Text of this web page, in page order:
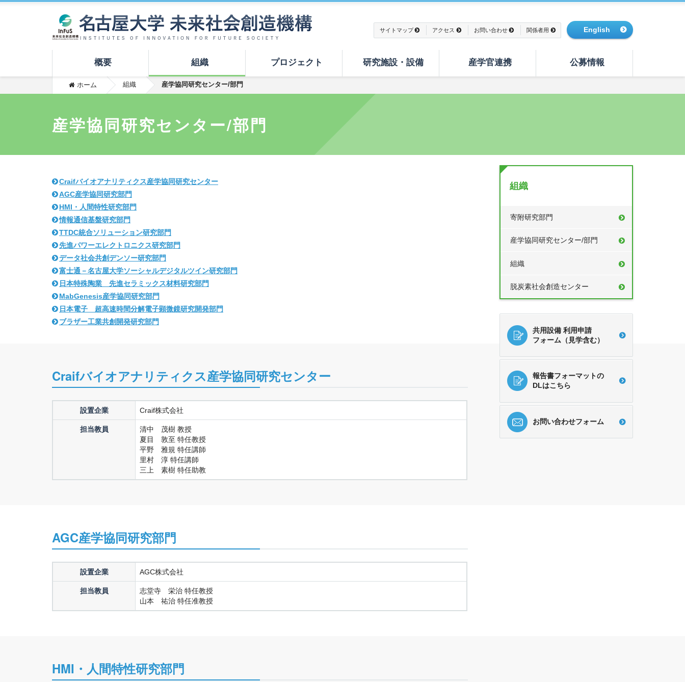
サイトマップ アクセス お問い合わせ 関係者用 English
概要 組織 プロジェクト 研究施設・設備 産学官連携 公募情報
ホーム 組織 産学協同研究センター/部門
産学協同研究センター/部門
Craifバイオアナリティクス産学協同研究センター
AGC産学協同研究部門
HMI・人間特性研究部門
情報通信基盤研究部門
TTDC統合ソリューション研究部門
先進パワーエレクトロニクス研究部門
データ社会共創デンソー研究部門
富士通－名古屋大学ソーシャルデジタルツイン研究部門
日本特殊陶業 先進セラミックス材料研究部門
MabGenesis産学協同研究部門
日本電子 超高速時間分解電子顕微鏡研究開発部門
ブラザー工業共創開発研究部門
Craifバイオアナリティクス産学協同研究センター
設置企業 Craif株式会社
担当教員
清中 茂樹 教授
夏目 敦至 特任教授
平野 雅規 特任講師
里村 淳 特任講師
三上 素樹 特任助教
AGC産学協同研究部門
設置企業 AGC株式会社
担当教員
志堂寺 栄治 特任教授
山本 祐治 特任准教授
HMI・人間特性研究部門
組織
寄附研究部門
産学協同研究センター/部門
組織
脱炭素社会創造センター
共用設備 利用申請
フォーム（見学含む）
報告書フォーマットの
DLはこちら
お問い合わせフォーム